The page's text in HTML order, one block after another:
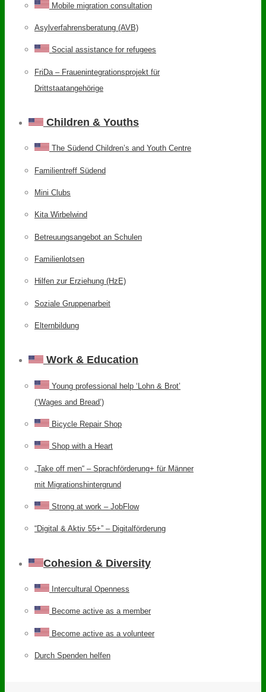
Mobile migration consultation
Asylverfahrensberatung (AVB)
Social assistance for refugees
FriDa – Frauenintegrationsprojekt für
Drittstaatangehörige
Children & Youths
The Südend Children’s and Youth Centre
Familientreff Südend
Mini Clubs
Kita Wirbelwind
Betreuungsangebot an Schulen
Familienlotsen
Hilfen zur Erziehung (HzE)
Soziale Gruppenarbeit
Elternbildung
Work & Education
Young professional help ‘Lohn & Brot’
(‘Wages and Bread’)
Bicycle Repair Shop
Shop with a Heart
„Take off men“ – Sprachförderung+ für Männer
mit Migrationshintergrund
Strong at work – JobFlow
“Digital & Aktiv 55+” – Digitalförderung
Cohesion & Diversity
Intercultural Openness
Become active as a member
Become active as a volunteer
Durch Spenden helfen